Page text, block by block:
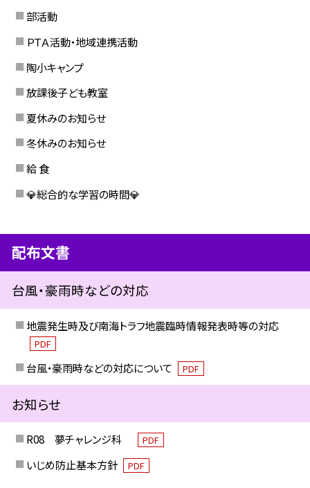
部活動
ＰＴＡ活動・地域連携活動
陶小キャンプ
放課後子ども教室
夏休みのお知らせ
冬休みのお知らせ
給 食
💎総合的な学習の時間💎
配布文書
台風・豪雨時などの対応
地震発生時及び南海トラフ地震臨時情報発表時等の対応
PDF
台風・豪雨時などの対応について PDF
お知らせ
R08 夢チャレンジ科 PDF
いじめ防止基本方針 PDF